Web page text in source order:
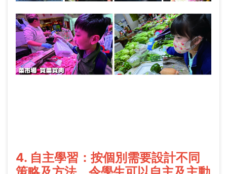
4. 自主學習：按個別需要設計不同